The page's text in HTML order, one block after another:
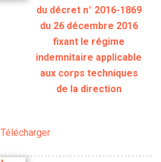
du décret n° 2016-1869
du 26 décembre 2016
fixant le régime
indemnitaire applicable
aux corps techniques
de la direction
Télécharger